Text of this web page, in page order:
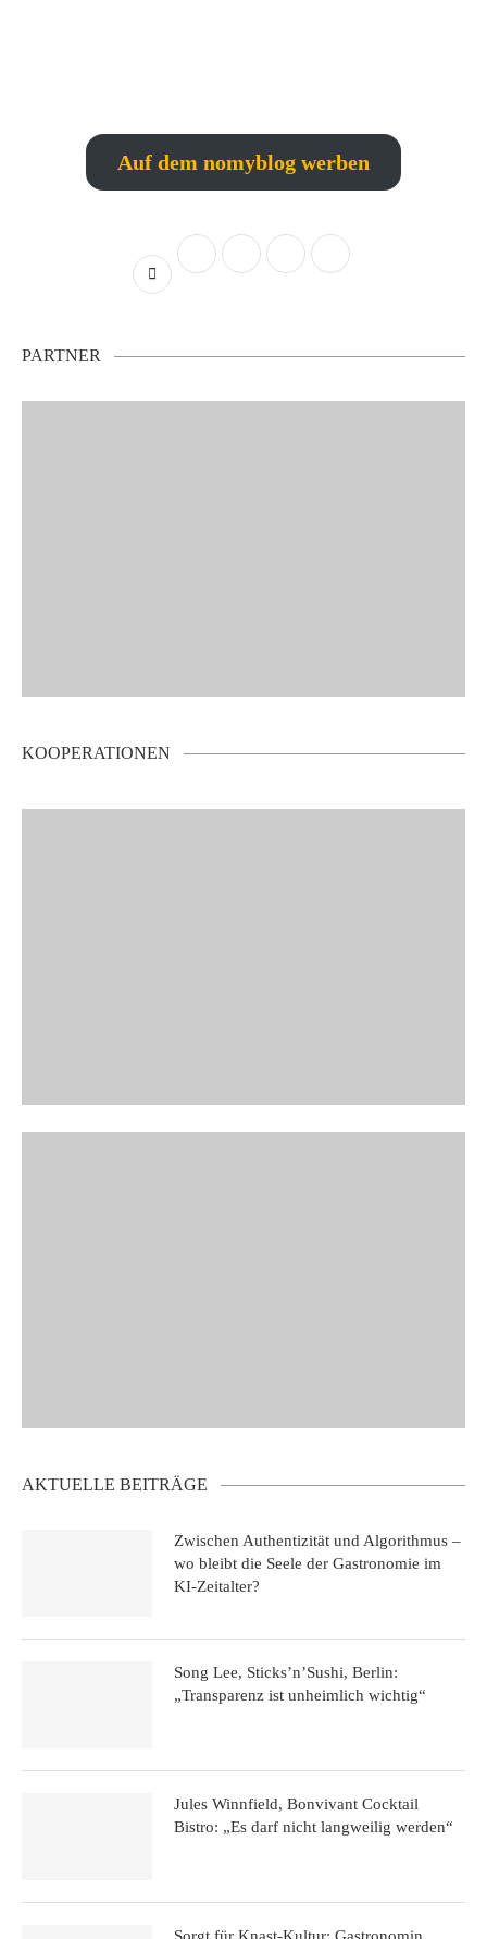
Auf dem nomyblog werben
PARTNER
KOOPERATIONEN
AKTUELLE BEITRÄGE
Zwischen Authentizität und Algorithmus –
wo bleibt die Seele der Gastronomie im
KI-Zeitalter?
Song Lee, Sticks’n’Sushi, Berlin:
„Transparenz ist unheimlich wichtig“
Jules Winnfield, Bonvivant Cocktail
Bistro: „Es darf nicht langweilig werden“